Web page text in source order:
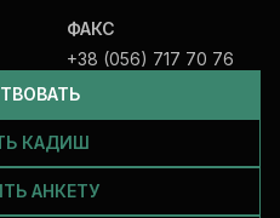
КАДИШ
АНКЕТУ
ФАКС
+38 (056) 717 70 76